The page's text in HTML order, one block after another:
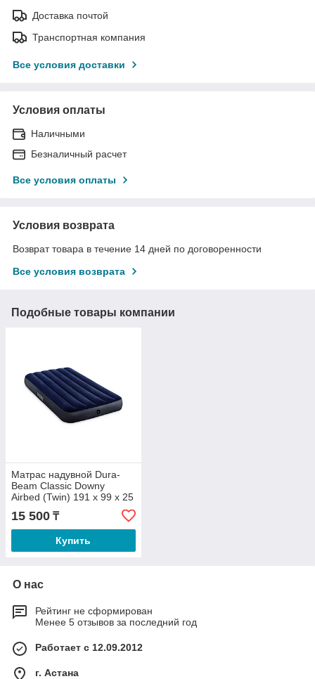
Доставка почтой
Транспортная компания
Все условия доставки
Условия оплаты
Наличными
Безналичный расчет
Все условия оплаты
Условия возврата
Возврат товара в течение 14 дней по договоренности
Все условия возврата
Подобные товары компании
Матрас надувной Dura-
Beam Classic Downy
Airbed (Twin) 191 х 99 х 25
15 500 ₸
Купить
О нас
Рейтинг не сформирован
Менее 5 отзывов за последний год
Работает с 12.09.2012
г. Астана